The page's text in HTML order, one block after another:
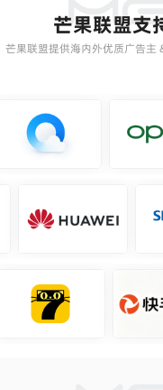
芒果联盟支
芒果联盟提供海内外优质广告